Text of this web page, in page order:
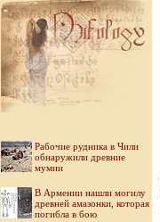
Рабочие рудника в Чили
обнаружили древние
мумии
В Армении нашли могилу
древней амазонки, которая
погибла в бою